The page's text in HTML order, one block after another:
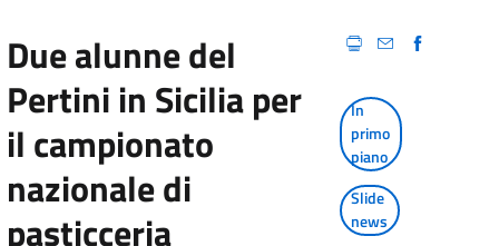
Due alunne del
Pertini in Sicilia per
il campionato
nazionale di
pasticceria
In
primo
piano
Slide
news